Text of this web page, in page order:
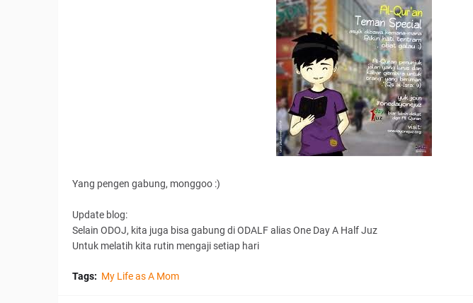
Yang pengen gabung, monggoo :)
Update blog:
Selain ODOJ, kita juga bisa gabung di ODALF alias One Day A Half Juz
Untuk melatih kita rutin mengaji setiap hari
Tags: My Life as A Mom